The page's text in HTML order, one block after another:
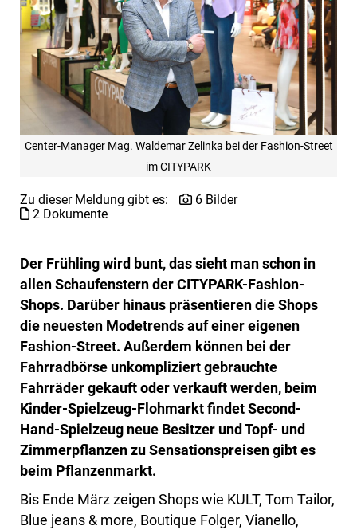
Center-Manager Mag. Waldemar Zelinka bei der Fashion-Street
im CITYPARK
Zu dieser Meldung gibt es:
6 Bilder
2 Dokumente
Der Frühling wird bunt, das sieht man schon in
allen Schaufenstern der CITYPARK-Fashion-
Shops. Darüber hinaus präsentieren die Shops
die neuesten Modetrends auf einer eigenen
Fashion-Street. Außerdem können bei der
Fahrradbörse unkompliziert gebrauchte
Fahrräder gekauft oder verkauft werden, beim
Kinder-Spielzeug-Flohmarkt findet Second-
Hand-Spielzeug neue Besitzer und Topf- und
Zimmerpflanzen zu Sensationspreisen gibt es
beim Pflanzenmarkt.
Bis Ende März zeigen Shops wie KULT, Tom Tailor,
Blue jeans & more, Boutique Folger, Vianello,